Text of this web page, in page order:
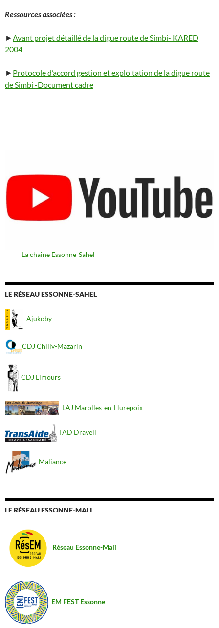
Ressources associées :
► Avant projet détaillé de la digue route de Simbi- KARED
2004
► Protocole d’accord gestion et exploitation de la digue route
de Simbi -Document cadre
La chaîne Essonne-Sahel
LE RÉSEAU ESSONNE-SAHEL
Ajukoby
CDJ Chilly-Mazarin
CDJ Limours
LAJ Marolles-en-Hurepoix
TAD Draveil
Maliance
LE RÉSEAU ESSONNE-MALI
Réseau Essonne-Mali
EM FEST Essonne